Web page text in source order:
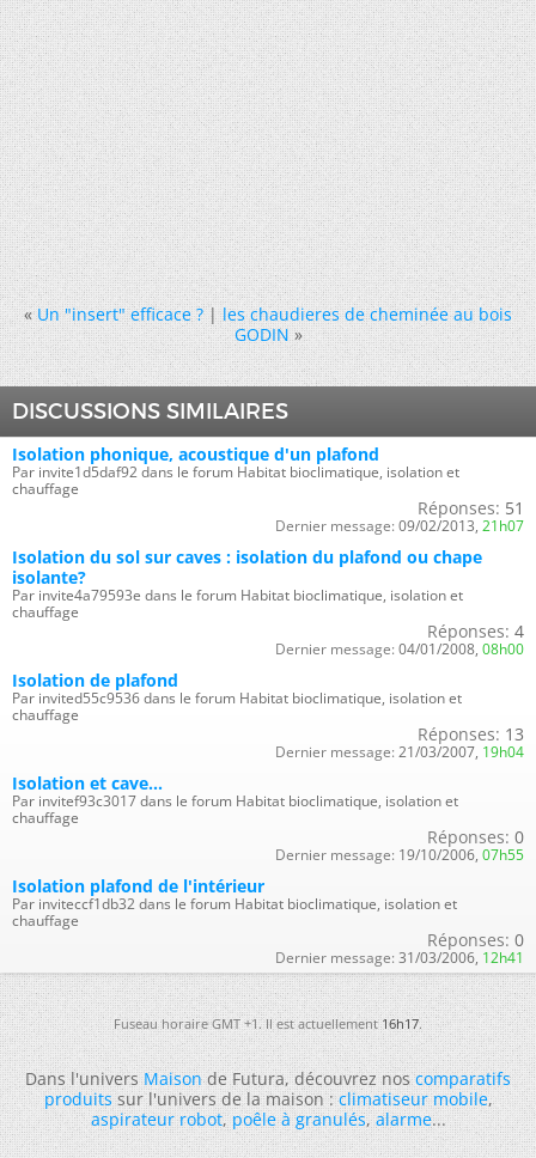
« Un "insert" efficace ?|les chaudieres de cheminée au bois
GODIN »
DISCUSSIONS SIMILAIRES
Isolation phonique, acoustique d'un plafond
Par invite1d5daf92 dans le forum Habitat bioclimatique, isolation et
chauffage
Réponses: 51
Dernier message: 09/02/2013, 21h07
Isolation du sol sur caves : isolation du plafond ou chape
isolante?
Par invite4a79593e dans le forum Habitat bioclimatique, isolation et
chauffage
Réponses: 4
Dernier message: 04/01/2008, 08h00
Isolation de plafond
Par invited55c9536 dans le forum Habitat bioclimatique, isolation et
chauffage
Réponses: 13
Dernier message: 21/03/2007, 19h04
Isolation et cave...
Par invitef93c3017 dans le forum Habitat bioclimatique, isolation et
chauffage
Réponses: 0
Dernier message: 19/10/2006, 07h55
Isolation plafond de l'intérieur
Par inviteccf1db32 dans le forum Habitat bioclimatique, isolation et
chauffage
Réponses: 0
Dernier message: 31/03/2006, 12h41
Fuseau horaire GMT +1. Il est actuellement16h17.
Dans l'universMaisonde Futura, découvrez noscomparatifs
produitssur l'univers de la maison :climatiseur mobile,
aspirateur robot,poêle à granulés,alarme...